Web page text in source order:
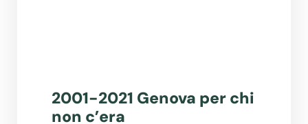
2001-2021 Genova per chi
non c’era